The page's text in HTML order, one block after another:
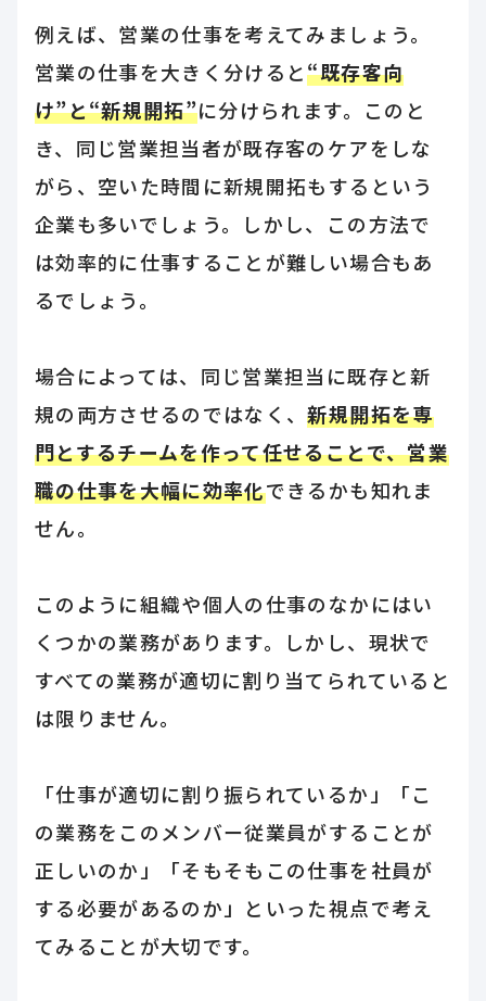
例えば、営業の仕事を考えてみましょう。
営業の仕事を大きく分けると“既存客向
け”と“新規開拓”に分けられます。このと
き、同じ営業担当者が既存客のケアをしな
がら、空いた時間に新規開拓もするという
企業も多いでしょう。しかし、この方法で
は効率的に仕事することが難しい場合もあ
るでしょう。
場合によっては、同じ営業担当に既存と新
規の両方させるのではなく、新規開拓を専
門とするチームを作って任せることで、営業
職の仕事を大幅に効率化できるかも知れま
せん。
このように組織や個人の仕事のなかにはい
くつかの業務があります。しかし、現状で
すべての業務が適切に割り当てられていると
は限りません。
「仕事が適切に割り振られているか」「こ
の業務をこのメンバー従業員がすることが
正しいのか」「そもそもこの仕事を社員が
する必要があるのか」といった視点で考え
てみることが大切です。